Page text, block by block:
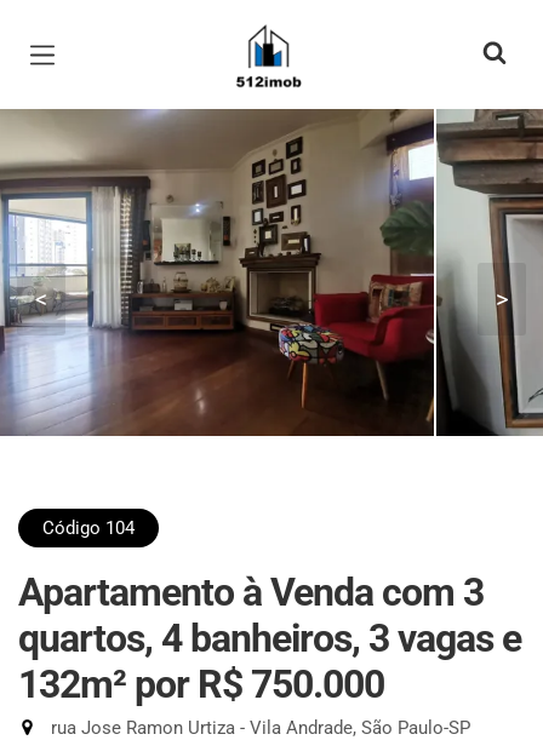
Página inicial
< >
Código 104
Apartamento à Venda com 3
quartos, 4 banheiros, 3 vagas e
132m² por R$ 750.000
rua Jose Ramon Urtiza - Vila Andrade, São Paulo-SP